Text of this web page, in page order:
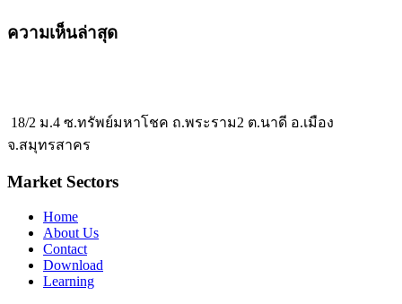
ความเห็นล่าสุด
18/2 ม.4 ซ.ทรัพย์มหาโชค ถ.พระราม2 ต.นาดี อ.เมือง
จ.สมุทรสาคร
Market Sectors
Home
About Us
Contact
Download
Learning